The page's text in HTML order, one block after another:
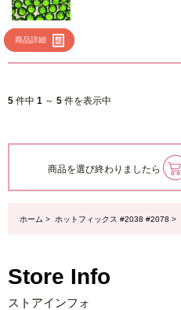
商品詳細
5 件中 1 ～ 5 件を表示中
商品を選び終わりましたら
ホーム > ホットフィックス #2038 #2078 >
Store Info
ストアインフォ